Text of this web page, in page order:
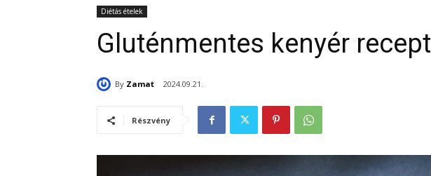
Diétás ételek
Gluténmentes kenyér recept
By Zamat 2024.09.21.
Részvény